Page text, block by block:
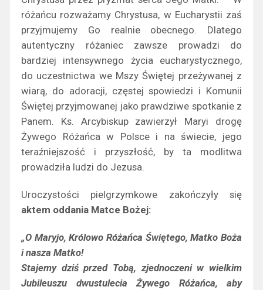
różańcu rozważamy Chrystusa, w Eucharystii zaś
przyjmujemy Go realnie obecnego. Dlatego
autentyczny różaniec zawsze prowadzi do
bardziej intensywnego życia eucharystycznego,
do uczestnictwa we Mszy Świętej przeżywanej z
wiarą, do adoracji, częstej spowiedzi i Komunii
Świętej przyjmowanej jako prawdziwe spotkanie z
Panem. Ks. Arcybiskup zawierzył Maryi drogę
Żywego Różańca w Polsce i na świecie, jego
teraźniejszość i przyszłość, by ta modlitwa
prowadziła ludzi do Jezusa.
Uroczystości pielgrzymkowe zakończyły się
aktem oddania Matce Bożej:
„O Maryjo, Królowo Różańca Świętego, Matko Boża
i nasza Matko!
Stajemy dziś przed Tobą, zjednoczeni w wielkim
Jubileuszu dwustulecia Żywego Różańca, aby